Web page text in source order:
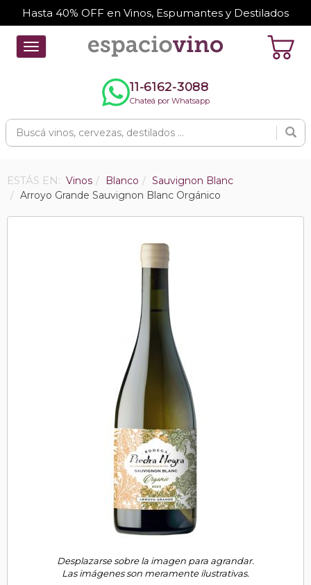
Hasta 40% OFF en Vinos, Espumantes y Destilados
Toggle
navigation
11-6162-3088
Chateá por Whatsapp
ESTÁS EN: Vinos Blanco
Sauvignon Blanc
Arroyo Grande Sauvignon Blanc Orgánico
Desplazarse sobre la imagen para agrandar.
Las imágenes son meramente ilustrativas.